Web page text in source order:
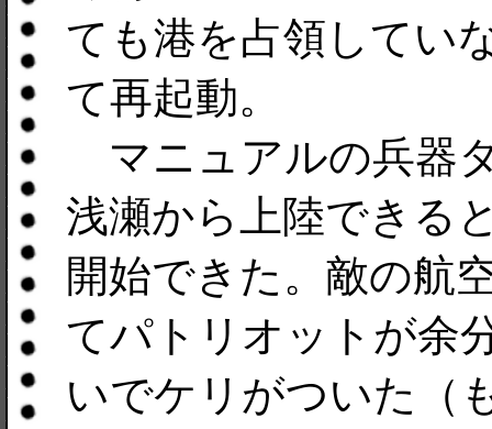
ても港を占領してい
て再起動。
マニュアルの兵器
浅瀬から上陸できる
開始できた。敵の航
てパトリオットが余
いでケリがついた（